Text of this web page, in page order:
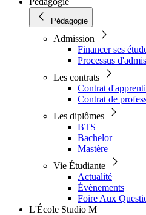
Pédagogie
Admission
Financer ses
Processus
Les contrats
Contrat
Contrat de
Les diplômes
BTS
Bachelor
Mastère
Vie Étudiante
Actualité
Évènements
Foire Aux
L'École Studio M